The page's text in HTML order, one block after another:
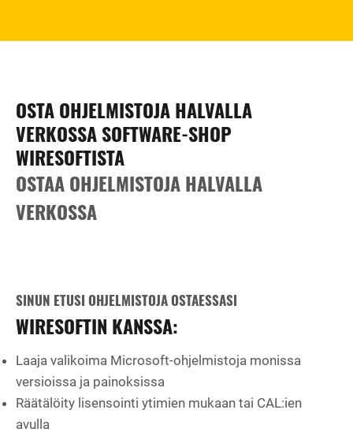
OSTA OHJELMISTOJA HALVALLA
VERKOSSA SOFTWARE-SHOP
WIRESOFTISTA
OSTAA OHJELMISTOJA HALVALLA
VERKOSSA
SINUN ETUSI OHJELMISTOJA OSTAESSASI
WIRESOFTIN KANSSA:
Laaja valikoima Microsoft-ohjelmistoja monissa
versioissa ja painoksissa
Räätälöity lisensointi ytimien mukaan tai CAL:ien
avulla